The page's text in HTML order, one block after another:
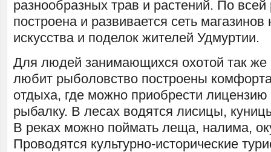
разнообразных трав и растений. По всей
построена и развивается сеть магазинов
искусства и поделок жителей Удмуртии.
Для людей занимающихся охотой так же
любит рыболовство построены
отдыха, где можно приобрести лицензию
рыбалку. В лесах водятся лисицы,
В реках можно поймать леща, налима,
Проводятся культурно-исторические